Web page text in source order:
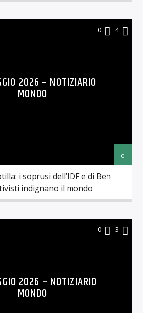
0 4
2026 – NOTIZIARIO
MONDO
i soprusi dell’IDF e di Ben
indignano il mondo
0 3
2026 – NOTIZIARIO
MONDO